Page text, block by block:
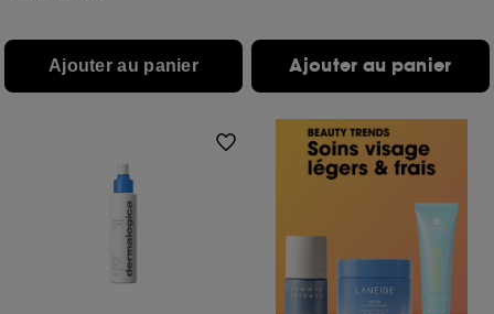
Ajouter au panier Ajouter au panier